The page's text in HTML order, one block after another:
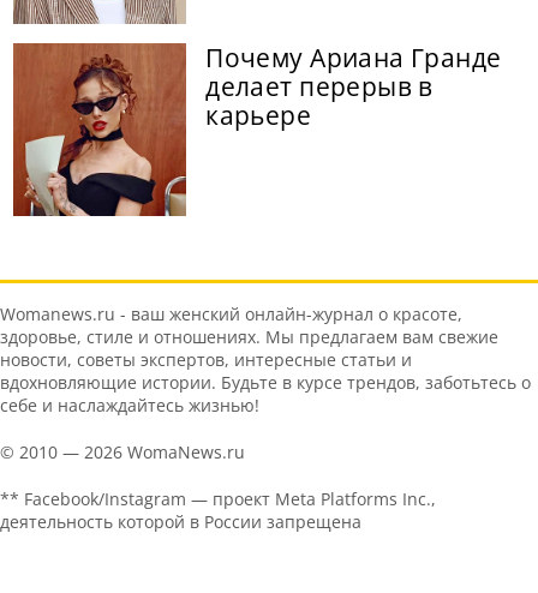
Почему Ариана Гранде
делает перерыв в
карьере
Womanews.ru - ваш женский онлайн-журнал о красоте,
здоровье, стиле и отношениях. Мы предлагаем вам свежие
новости, советы экспертов, интересные статьи и
вдохновляющие истории. Будьте в курсе трендов, заботьтесь о
себе и наслаждайтесь жизнью!
© 2010 — 2026 WomaNews.ru
** Facebook/Instagram — проект Meta Platforms Inc.,
деятельность которой в России запрещена